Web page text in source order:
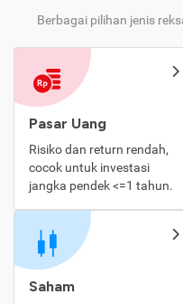
Berbagai pilihan jenis
Pasar Uang
Risiko dan return rendah,
cocok untuk investasi
jangka pendek <=1 tahun.
Saham